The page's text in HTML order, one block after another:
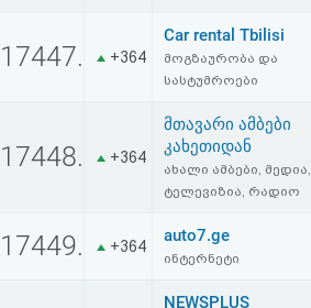
შეთანხმება
პასუხისმგებლობის
17447. +364
Car rental Tbilisi
მოგზაურობა და
სასტუმროები
17448. +364
მთავარი ამბები
კახეთიდან
ახალი ამბები, მედია,
ტელევიზია, რადიო
17449. +364
auto7.ge
ინტერნეტი
NEWSPLUS